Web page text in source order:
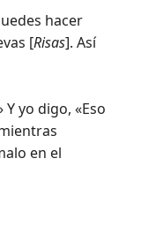
hacer
[Risas]. Así
yo digo, «Eso
en el